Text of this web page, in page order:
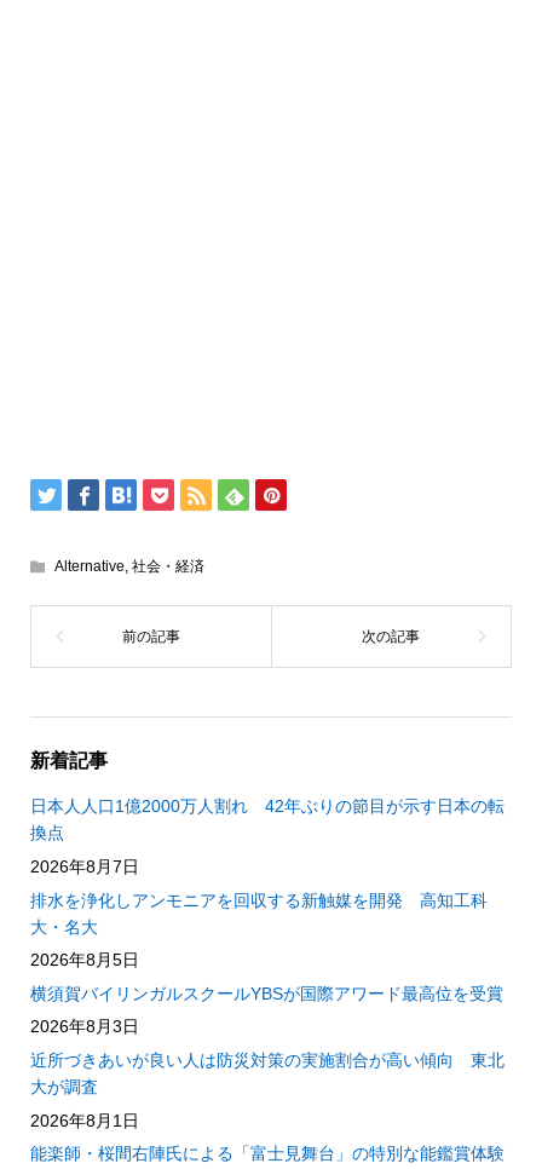
Alternative, 社会・経済
新着記事
日本人人口1億2000万人割れ 42年ぶりの節目が示す日本の転
換点
2026年8月7日
排水を浄化しアンモニアを回収する新触媒を開発 高知工科
大・名大
2026年8月5日
横須賀バイリンガルスクールYBSが国際アワード最高位を受賞
2026年8月3日
近所づきあいが良い人は防災対策の実施割合が高い傾向 東北
大が調査
2026年8月1日
能楽師・桜間右陣氏による「富士見舞台」の特別な能鑑賞体験